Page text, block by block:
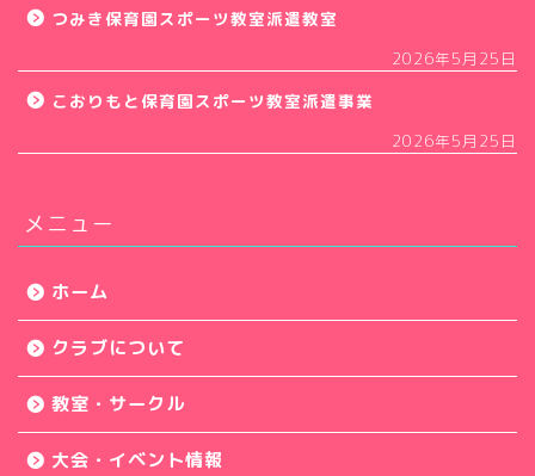
つみき保育園スポーツ教室派遣教室
2026年5月25日
こおりもと保育園スポーツ教室派遣事業
2026年5月25日
メニュー
ホーム
クラブについて
教室・サークル
大会・イベント情報